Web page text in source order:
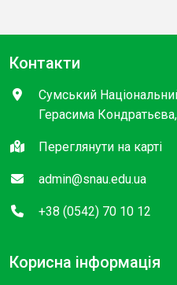
Контакти
Сумський
Герасима
Переглянути на карті
admin@snau.edu.ua
+38 (0542) 70 10 12
Корисна інформація